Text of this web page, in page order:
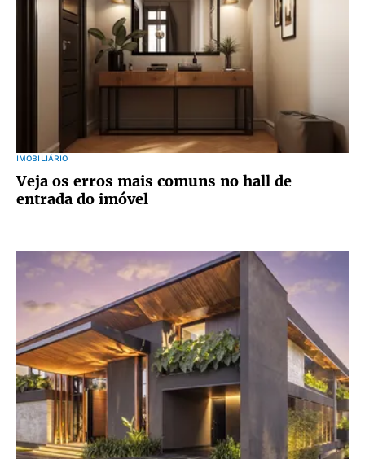
IMOBILIÁRIO
Veja os erros mais comuns no hall de
entrada do imóvel